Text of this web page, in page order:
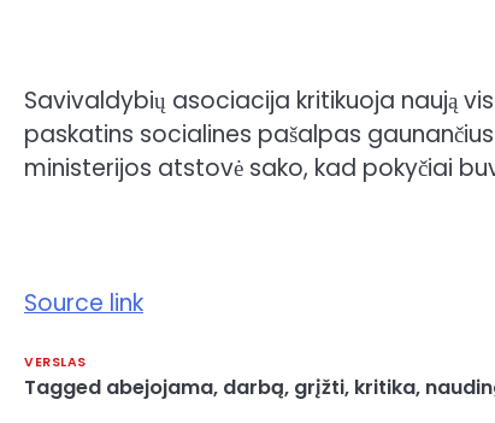
Savivaldybių asociacija kritikuoja naują
paskatins socialines pašalpas
ministerijos atstovė sako, kad pokyčiai
Source link
VERSLAS
Tagged abejojama, darbą, grįžti, kritika,